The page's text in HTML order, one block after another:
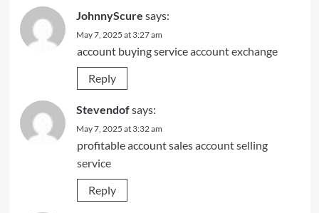
JohnnyScure says:
May 7, 2025 at 3:27 am
account buying serviceaccount exchange
Reply
Stevendofsays:
May 7, 2025 at 3:32 am
profitable account salesaccount selling
service
Reply